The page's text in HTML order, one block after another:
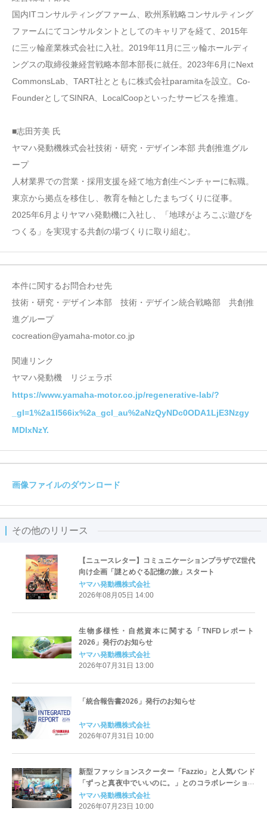
国内ITコンサルティングファーム、欧州系戦略コンサルティング
ファームにてコンサルタントとしてのキャリアを経て、2015年
に三ッ輪産業株式会社に入社。2019年11月に三ッ輪ホールディ
ングスの取締役兼経営戦略本部本部長に就任。2023年6月にNext
CommonsLab、TART社とともに株式会社paramitaを設立。Co-
FounderとしてSINRA、LocalCoopといったサービスを推進。
■志田芳美 氏
ヤマハ発動機株式会社技術・研究・デザイン本部 共創推進グル
ープ
人材業界での営業・採用支援を経て地方創生ベンチャーに転職。
東京から拠点を移住し、教育を軸としたまちづくりに従事。
2025年6月よりヤマハ発動機に入社し、「地球がよろこぶ遊びを
つくる」を実現する共創の場づくりに取り組む。
本件に関するお問合わせ先
技術・研究・デザイン本部 技術・デザイン統合戦略部 共創推
進グループ
cocreation@yamaha-motor.co.jp
関連リンク
ヤマハ発動機 リジェラボ
https://www.yamaha-motor.co.jp/regenerative-lab/?
_gl=1%2a1l566ix%2a_gcl_au%2aNzQyNDc0ODA1LjE3Nzgy
MDIxNzY.
画像ファイルのダウンロード
その他のリリース
【ニュースレター】コミュニケーションプラザでZ世代
向け企画「謎とめぐる記憶の旅」スタート
ヤマハ発動機株式会社
2026年08月05日 14:00
生物多様性・自然資本に関する「TNFDレポート
2026」発行のお知らせ
ヤマハ発動機株式会社
2026年07月31日 13:00
「統合報告書2026」発行のお知らせ
ヤマハ発動機株式会社
2026年07月31日 10:00
新型ファッションスクーター「Fazzio」と人気バンド
「ずっと真夜中でいいのに。」とのコラボレーション
車両をYamaha E-Ride Baseで展示中
ヤマハ発動機株式会社
2026年07月23日 10:00